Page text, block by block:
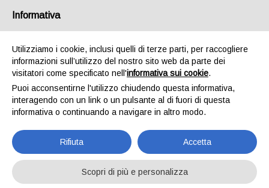
B&B LINCOLN
SUITE
Informativa
Utilizziamo i cookie, inclusi quelli di terze parti, per raccogliere
informazioni sull’utilizzo del nostro sito web da parte dei
visitatori come specificato nell'informativa sui cookie.
Puoi acconsentirne l'utilizzo chiudendo questa informativa,
interagendo con un link o un pulsante al di fuori di questa
informativa o continuando a navigare in altro modo.
Rifiuta Accetta
Scopri di più e personalizza